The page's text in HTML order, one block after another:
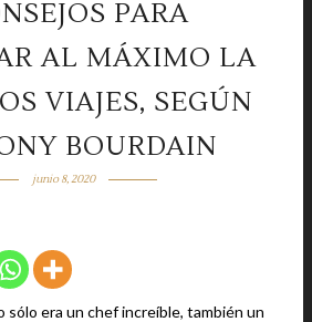
PARA
AL MÁXIMO LA
VIAJES, SEGÚN
BOURDAIN
junio 8, 2020
sólo era un chef increíble, también un